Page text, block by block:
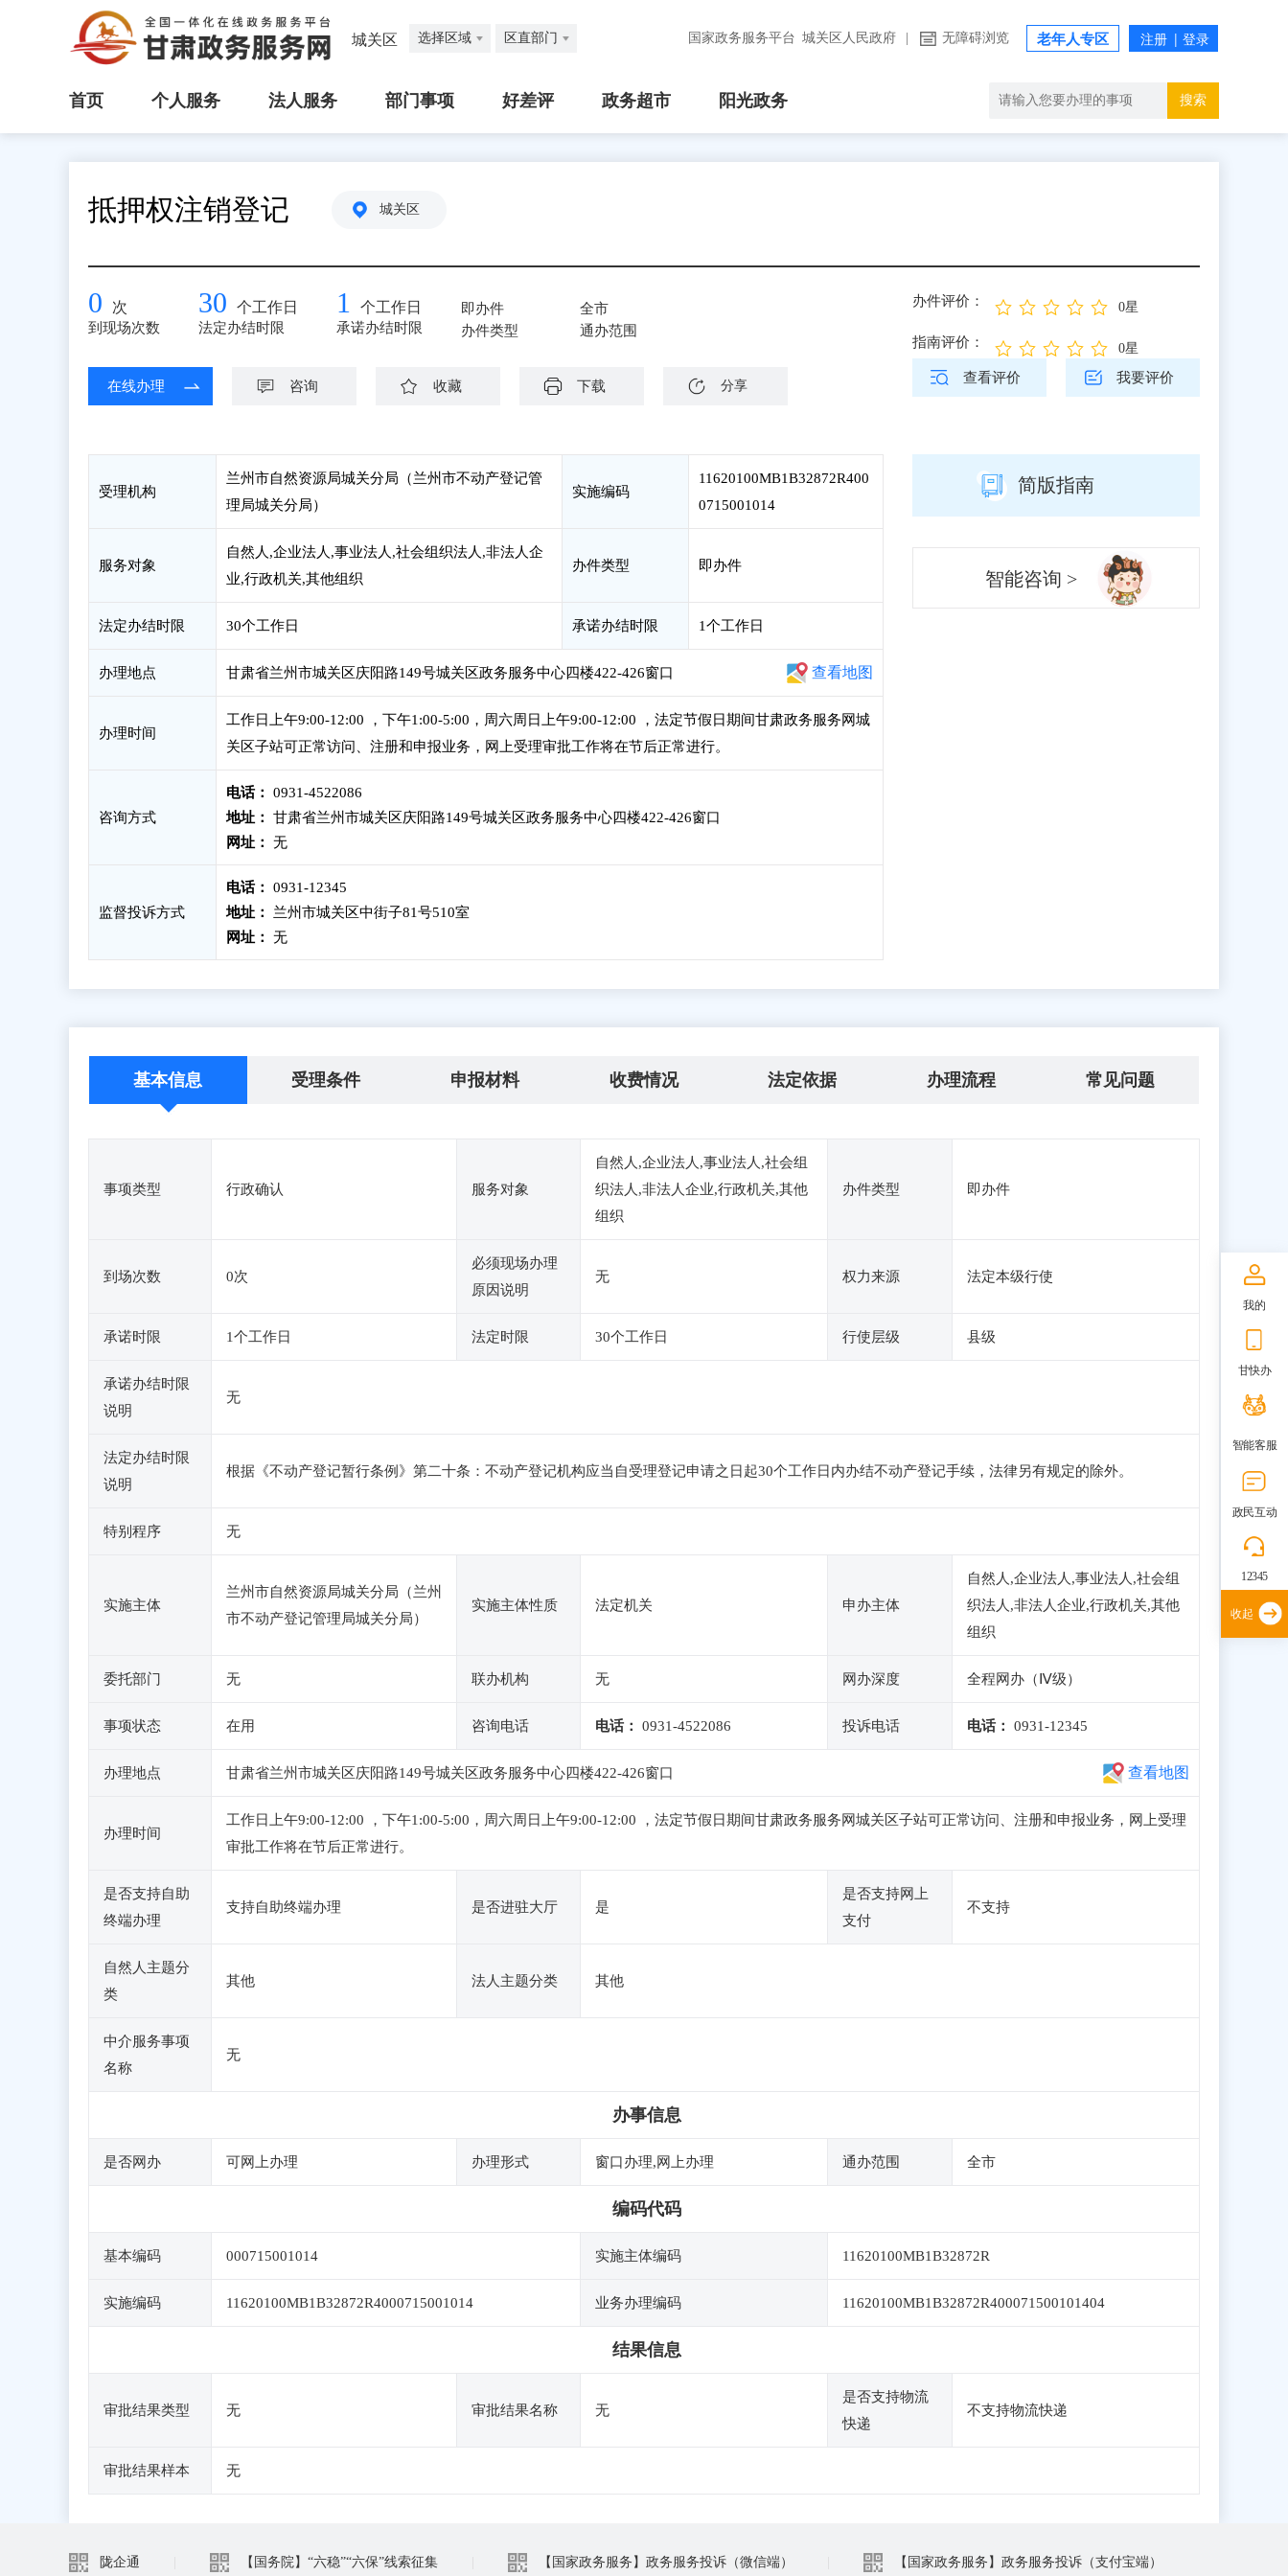
城关区 选择区域 区直部门 国家政务服务平台 城关区人民政府 无障碍浏览 老年人专区
首页 个人服务 法人服务 部门事项 好差评 政务超市 阳光政务 搜索
抵押权注销登记 城关区
0 次
到现场次数
30 个工作日
法定办结时限
1 个工作日
承诺办结时限
即办件
办件类型
全市
通办范围
在线办理 咨询 收藏 下载 分享
办件评价： 0星
指南评价： 0星
查看评价 我要评价
受理机构
兰州市自然资源局城关分局（兰州市不动产登记管
理局城关分局）
实施编码
11620100MB1B32872R400
0715001014
服务对象
自然人,企业法人,事业法人,社会组织法人,非法人企
业,行政机关,其他组织
办件类型 即办件
法定办结时限 30个工作日 承诺办结时限 1个工作日
办理地点 甘肃省兰州市城关区庆阳路149号城关区政务服务中心四楼422-426窗口 查看地图
办理时间
工作日上午9:00-12:00 ，下午1:00-5:00，周六周日上午9:00-12:00 ，法定节假日期间甘肃政务服务网城
关区子站可正常访问、注册和申报业务，网上受理审批工作将在节后正常进行。
咨询方式
电话：
0931-4522086
地址：
甘肃省兰州市城关区庆阳路149号城关区政务服务中心四楼422-426窗口
网址：
无
监督投诉方式
电话：
0931-12345
地址：
兰州市城关区中街子81号510室
网址：
无
简版指南
智能咨询 >
基本信息 受理条件 申报材料 收费情况 法定依据 办理流程 常见问题
事项类型 行政确认 服务对象
自然人,企业法人,事业法人,社会组
织法人,非法人企业,行政机关,其他
组织
办件类型 即办件
到场次数 0次
必须现场办理
原因说明
无 权力来源 法定本级行使
承诺时限 1个工作日 法定时限 30个工作日 行使层级 县级
承诺办结时限
说明
无
法定办结时限
说明
根据《不动产登记暂行条例》第二十条：不动产登记机构应当自受理登记申请之日起30个工作日内办结不动产登记手续，法律另有规定的除外。
特别程序 无
实施主体
兰州市自然资源局城关分局（兰州
市不动产登记管理局城关分局）
实施主体性质 法定机关 申办主体
自然人,企业法人,事业法人,社会组
织法人,非法人企业,行政机关,其他
组织
委托部门 无 联办机构 无 网办深度 全程网办（Ⅳ级）
事项状态 在用 咨询电话 电话： 0931-4522086 投诉电话 电话： 0931-12345
办理地点 甘肃省兰州市城关区庆阳路149号城关区政务服务中心四楼422-426窗口 查看地图
办理时间
工作日上午9:00-12:00 ，下午1:00-5:00，周六周日上午9:00-12:00 ，法定节假日期间甘肃政务服务网城关区子站可正常访问、注册和申报业务，网上受理
审批工作将在节后正常进行。
是否支持自助
终端办理
支持自助终端办理 是否进驻大厅 是
是否支持网上
支付
不支持
自然人主题分
类
其他 法人主题分类 其他
中介服务事项
名称
无
办事信息
是否网办 可网上办理 办理形式 窗口办理,网上办理 通办范围 全市
编码代码
基本编码 000715001014 实施主体编码 11620100MB1B32872R
实施编码 11620100MB1B32872R4000715001014 业务办理编码 11620100MB1B32872R400071500101404
结果信息
审批结果类型 无 审批结果名称 无
是否支持物流
快递
不支持物流快递
审批结果样本 无
陇企通 【国务院】“六稳”“六保”线索征集 【国家政务服务】政务服务投诉（微信端） 【国家政务服务】政务服务投诉（支付宝端）
我的
甘快办
智能客服
政民互动
12345
收起